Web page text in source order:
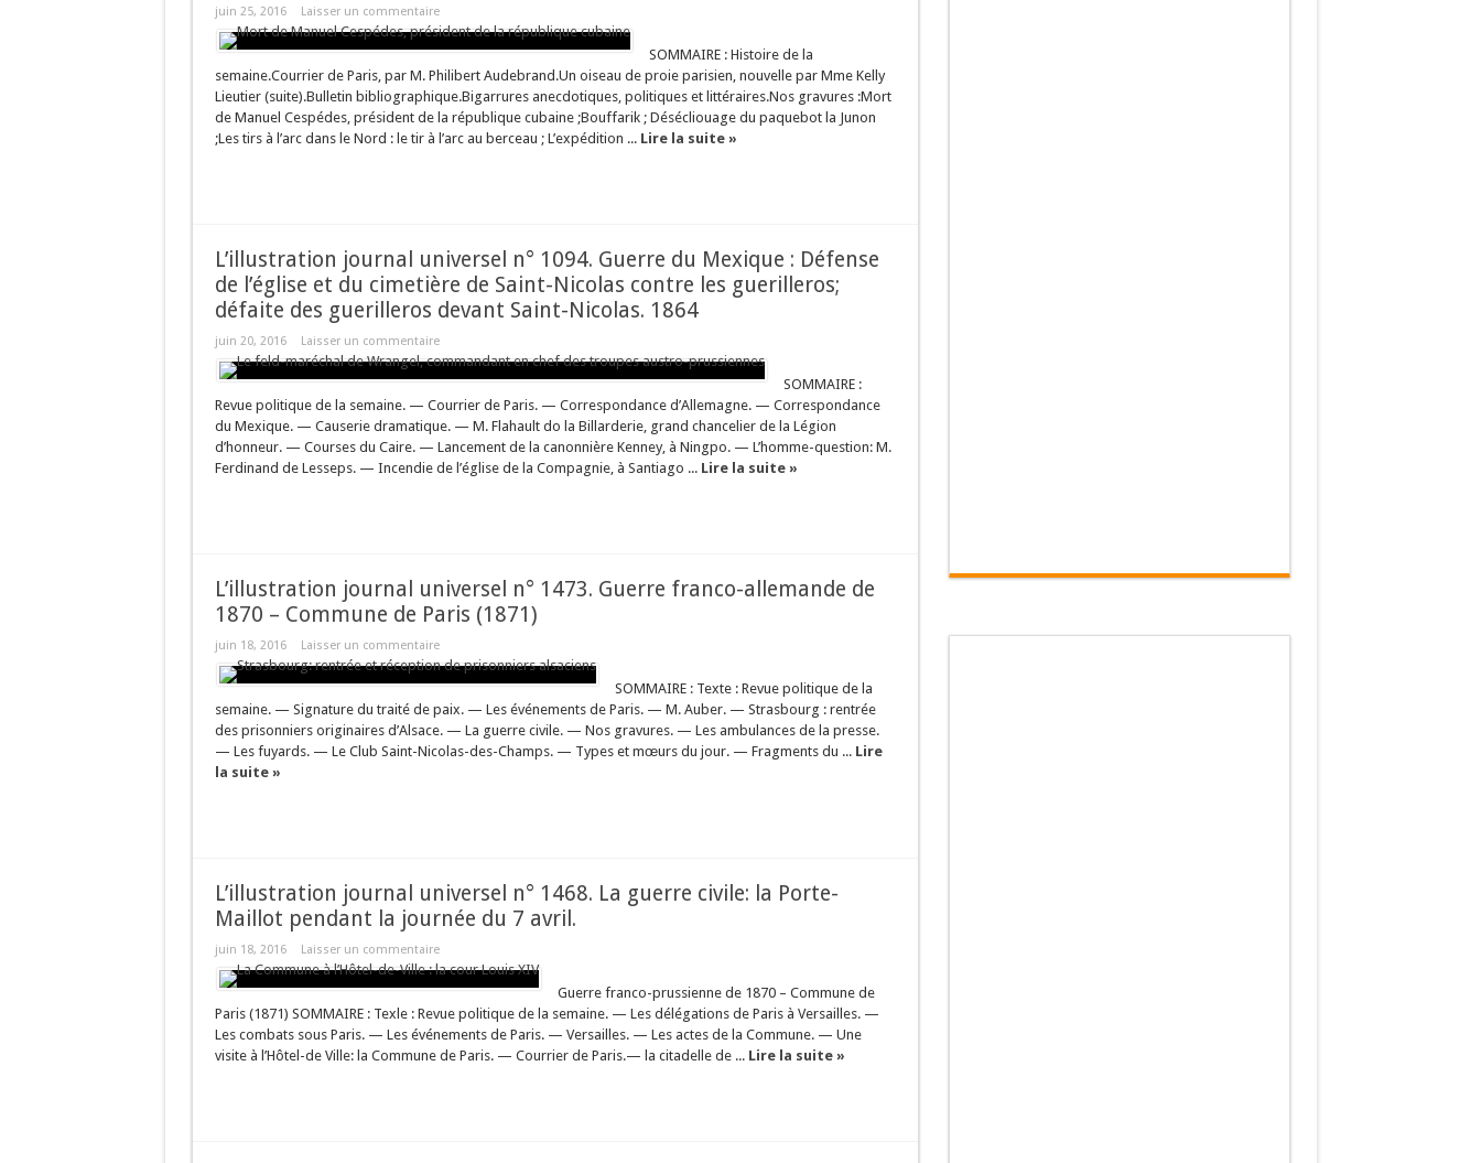
LE SISYMBRE. Plantes des prés et des bois
Iris jaune des marais.
Laurier-rose (Nerium oleander)
juin 25, 2016 Laisser un commentaire
SOMMAIRE : Histoire de la
semaine.Courrier de Paris, par M. Philibert Audebrand.Un oiseau de proie parisien, nouvelle par Mme Kelly
Lieutier (suite).Bulletin bibliographique.Bigarrures anecdotiques, politiques et littéraires.Nos gravures :Mort
de Manuel Cespédes, président de la république cubaine ;Bouffarik ; Désécliouage du paquebot la Junon
;Les tirs à l’arc dans le Nord : le tir à l’arc au berceau ; L’expédition ... Lire la suite »
L’illustration journal universel n° 1094. Guerre du Mexique : Défense
de l’église et du cimetière de Saint-Nicolas contre les guerilleros;
défaite des guerilleros devant Saint-Nicolas. 1864
juin 20, 2016 Laisser un commentaire
SOMMAIRE :
Revue politique de la semaine. — Courrier de Paris. — Correspondance d’Allemagne. — Correspondance
du Mexique. — Causerie dramatique. — M. Flahault do la Billarderie, grand chancelier de la Légion
d’honneur. — Courses du Caire. — Lancement de la canonnière Kenney, à Ningpo. — L’homme-question: M.
Ferdinand de Lesseps. — Incendie de l’église de la Compagnie, à Santiago ... Lire la suite »
L’illustration journal universel n° 1473. Guerre franco-allemande de
1870 – Commune de Paris (1871)
juin 18, 2016 Laisser un commentaire
SOMMAIRE : Texte : Revue politique de la
semaine. — Signature du traité de paix. — Les événements de Paris. — M. Auber. — Strasbourg : rentrée
des prisonniers originaires d’Alsace. — La guerre civile. — Nos gravures. — Les ambulances de la presse.
— Les fuyards. — Le Club Saint-Nicolas-des-Champs. — Types et mœurs du jour. — Fragments du ... Lire
la suite »
L’illustration journal universel n° 1468. La guerre civile: la Porte-
Maillot pendant la journée du 7 avril.
juin 18, 2016 Laisser un commentaire
Guerre franco-prussienne de 1870 – Commune de
Paris (1871) SOMMAIRE : Texle : Revue politique de la semaine. — Les délégations de Paris à Versailles. —
Les combats sous Paris. — Les événements de Paris. — Versailles. — Les actes de la Commune. — Une
visite à l’Hôtel-de Ville: la Commune de Paris. — Courrier de Paris.— la citadelle de ... Lire la suite »